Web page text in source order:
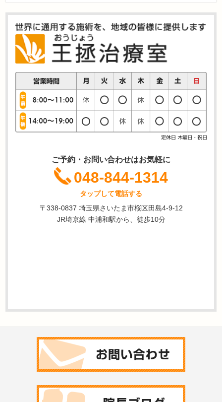
ご予約・お問い合わせはお気軽に
048-844-1314
タップして電話する
〒338-0837 埼玉県さいたま市桜区田島4-9-12
JR埼京線 中浦和駅から、徒歩10分